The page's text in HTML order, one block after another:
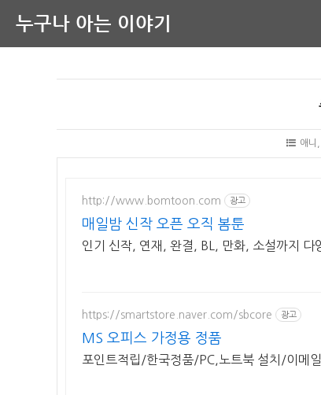
누구나 아는 이야기
애니
http://www.bomtoon.com 광고
매일밤 신작 오픈 오직 봄툰
인기 신작, 연재, 완결, BL, 만화, 소설까지 다
https://smartstore.naver.com/sbcore 광고
MS 오피스 가정용 정품
포인트적립/한국정품/PC,노트북 설치/이메